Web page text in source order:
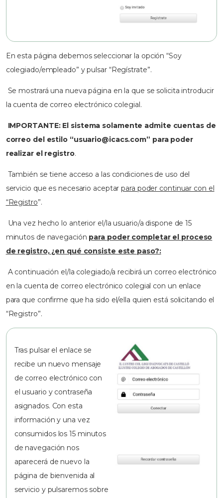
En esta página debemos seleccionar la opción “Soy
colegiado/empleado” y pulsar “Regístrate”.
Se mostrará una nueva página en la que se solicita introducir
la cuenta de correo electrónico colegial.
IMPORTANTE: El sistema solamente admite cuentas de
correo del estilo “usuario@icacs.com” para poder
realizar el registro.
También se tiene acceso a las condiciones de uso del
servicio que es necesario aceptarpara poder continuar con el
“Registro”.
Una vez hecho lo anterior el/la usuario/a dispone de 15
minutos de navegación para poder completar el proceso
de registro, ¿en qué consiste este paso?:
A continuación el/la colegiado/a recibirá un correo electrónico
en la cuenta de correo electrónico colegial con un enlace
para que confirme que ha sido el/ella quien está solicitando el
“Registro”.
Tras pulsar el enlace se
recibe un nuevo mensaje
de correo electrónico con
el usuario y contraseña
asignados. Con esta
información y una vez
consumidos los 15 minutos
de navegación nos
aparecerá de nuevo la
página de bienvenida al
servicio y pulsaremos sobre